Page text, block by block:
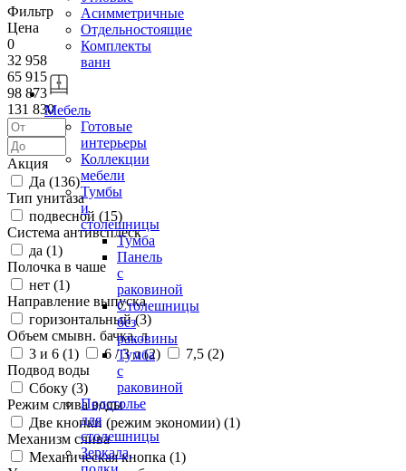
Асимметричные
Отдельностоящие
Комплекты
ванн
Мебель
Готовые
интерьеры
Коллекции
мебели
Тумбы
и
столешницы
Тумба
Панель
с
раковиной
Столешницы
без
раковины
Тумба
с
раковиной
Подстолье
для
столешницы
Зеркала,
Фильтр
Цена
0
32 958
65 915
98 873
131 830
Акция
Да (136)
Тип унитаза
подвесной (15)
Система антивсплеск
да (1)
Полочка в чаше
нет (1)
Направление выпуска
горизонтальный (3)
Объем смывн. бачка, л
3 и 6 (1) 6 / 3 л (2) 7,5 (2)
Подвод воды
Сбоку (3)
Режим слива воды
Две кнопки (режим экономии) (1)
Механизм слива
Механическая кнопка (1)